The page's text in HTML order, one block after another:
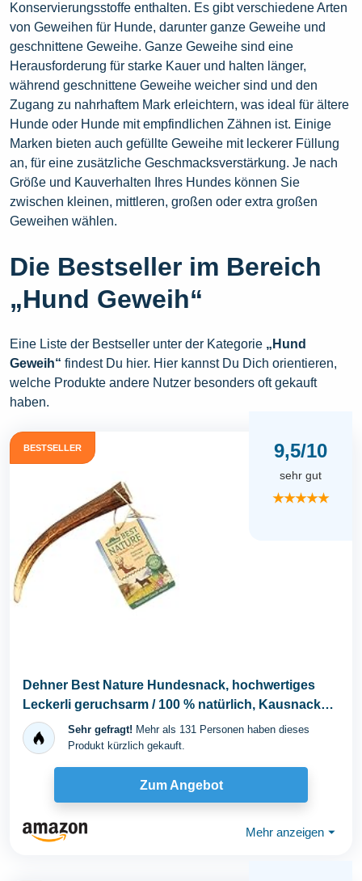
Konservierungsstoffe enthalten. Es gibt verschiedene Arten
von Geweihen für Hunde, darunter ganze Geweihe und
geschnittene Geweihe. Ganze Geweihe sind eine
Herausforderung für starke Kauer und halten länger,
während geschnittene Geweihe weicher sind und den
Zugang zu nahrhaftem Mark erleichtern, was ideal für ältere
Hunde oder Hunde mit empfindlichen Zähnen ist. Einige
Marken bieten auch gefüllte Geweihe mit leckerer Füllung
an, für eine zusätzliche Geschmacksverstärkung. Je nach
Größe und Kauverhalten Ihres Hundes können Sie
zwischen kleinen, mittleren, großen oder extra großen
Geweihen wählen.
Die Bestseller im Bereich
„Hund Geweih“
Eine Liste der Bestseller unter der Kategorie „Hund
Geweih“ findest Du hier. Hier kannst Du Dich orientieren,
welche Produkte andere Nutzer besonders oft gekauft
haben.
BESTSELLER 9,5/10
sehr gut
★★★★★
Dehner Best Nature Hundesnack, hochwertiges
Leckerli geruchsarm / 100 % natürlich, Kausnack
für...
Sehr gefragt! Mehr als 131 Personen haben dieses
Produkt kürzlich gekauft.
Zum Angebot
Mehr anzeigen ⏷